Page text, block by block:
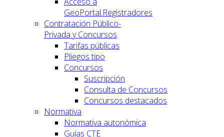
GeoPortal.Registradores
Contratación Público-
Privada y Concursos
Tarifas públicas
Pliegos tipo
Concursos
Suscripción
Consulta de Concursos
Concursos destacados
Normativa
Normativa autonómica
Guías CTE